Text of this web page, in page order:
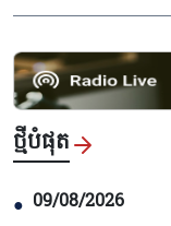
ថ្មីបំផុត
● 09/08/2026